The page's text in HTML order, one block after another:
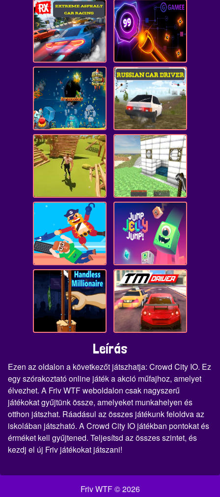
Leírás
Ezen az oldalon a következőt játszhatja: Crowd City IO. Ez
egy szórakoztató online játék a akció műfajhoz, amelyet
élvezhet. A Friv WTF weboldalon csak nagyszerű
játékokat gyűjtünk össze, amelyeket munkahelyen és
otthon játszhat. Ráadásul az összes játékunk feloldva az
iskolában játszható. A Crowd City IO játékban pontokat és
érméket kell gyűjtened. Teljesítsd az összes szintet, és
kezdj el új Friv játékokat játszani!
Friv WTF © 2026